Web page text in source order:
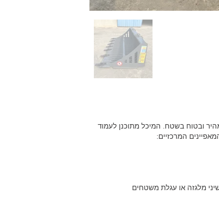
מהיר ובטוח בשטח. המיכל מתוכנן לעמוד
המרכזיים: